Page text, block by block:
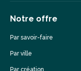
Notre offre
Par savoir-faire
Par ville